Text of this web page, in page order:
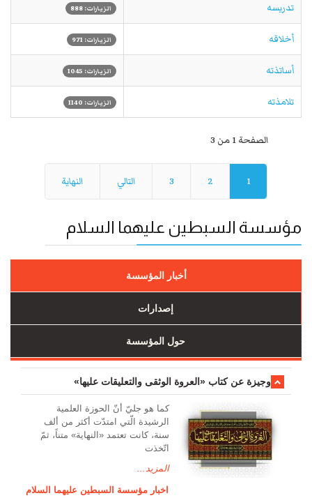
تدريسه الزيارات: 888
أخلاقه الزيارات: 971
أساتذته الزيارات: 1045
تلامذته الزيارات: 1140
الصفحة 1 من 3
1
2
3 التالي النهاية
مؤسسة السبطين عليهما السلام
أخبار المؤسسة
إصدارات
حول المؤسسة
وجیزة عن کتاب «العروة الوثقی والتعلیقات علیها»
کما هو جليّ أنّ الحوزة العلمیة
الرشیدة الّتي امتدّت أكثر من ألف
سنة، كانت تعتمد «النهاية» متناً، ثمّ
اتّخذت
المزيد...
اخبار مؤسسة السبطين عليهما السلام